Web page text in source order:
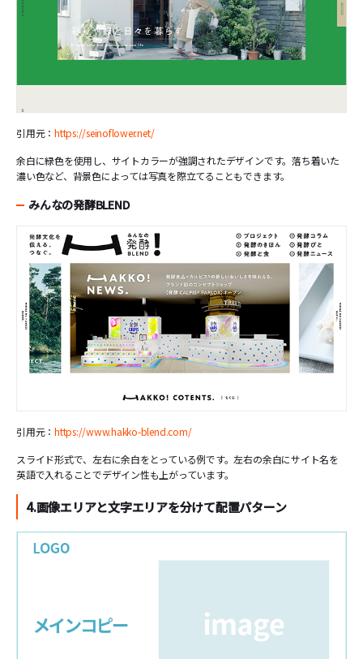
引用元：https://seinoflower.net/
余白に緑色を使用し、サイトカラーが強調されたデザインです。落ち着いた
濃い色など、背景色によっては写真を際立てることもできます。
みんなの発酵BLEND
引用元：https://www.hakko-blend.com/
スライド形式で、左右に余白をとっている例です。左右の余白にサイト名を
英語で入れることでデザイン性も上がっています。
4.画像エリアと文字エリアを分けて配置パターン